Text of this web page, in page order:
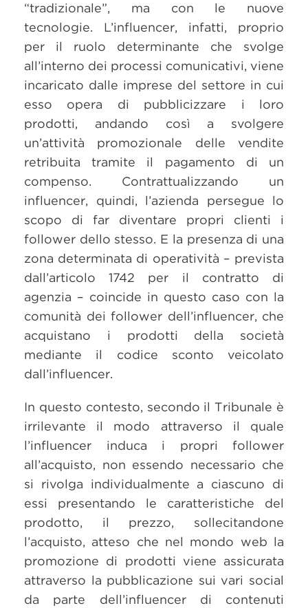
“tradizionale”, ma con le nuove
tecnologie. L’influencer, infatti, proprio
per il ruolo determinante che svolge
all’interno dei processi comunicativi, viene
incaricato dalle imprese del settore in cui
esso opera di pubblicizzare i loro
prodotti, andando così a svolgere
un’attività promozionale delle vendite
retribuita tramite il pagamento di un
compenso. Contrattualizzando un
influencer, quindi, l’azienda persegue lo
scopo di far diventare propri clienti i
follower dello stesso. E la presenza di una
zona determinata di operatività – prevista
dall’articolo 1742 per il contratto di
agenzia – coincide in questo caso con la
comunità dei follower dell’influencer, che
acquistano i prodotti della società
mediante il codice sconto veicolato
dall’influencer.
In questo contesto, secondo il Tribunale è
irrilevante il modo attraverso il quale
l’influencer induca i propri follower
all’acquisto, non essendo necessario che
si rivolga individualmente a ciascuno di
essi presentando le caratteristiche del
prodotto, il prezzo, sollecitandone
l’acquisto, atteso che nel mondo web la
promozione di prodotti viene assicurata
attraverso la pubblicazione sui vari social
da parte dell’influencer di contenuti